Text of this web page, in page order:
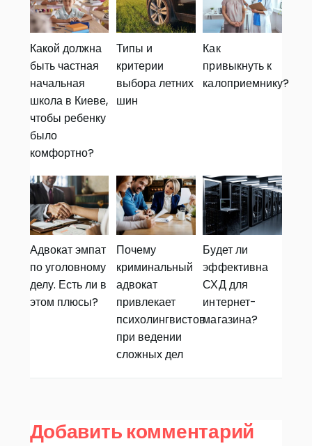
Какой должна
быть частная
начальная
школа в Киеве,
чтобы ребенку
было
комфортно?
Типы и
критерии
выбора летних
шин
Как
привыкнуть к
калоприемнику?
Адвокат эмпат
по уголовному
делу. Есть ли в
этом плюсы?
Почему
криминальный
адвокат
привлекает
психолингвистов
при ведении
сложных дел
Будет ли
эффективна
СХД для
интернет-
магазина?
Добавить комментарий